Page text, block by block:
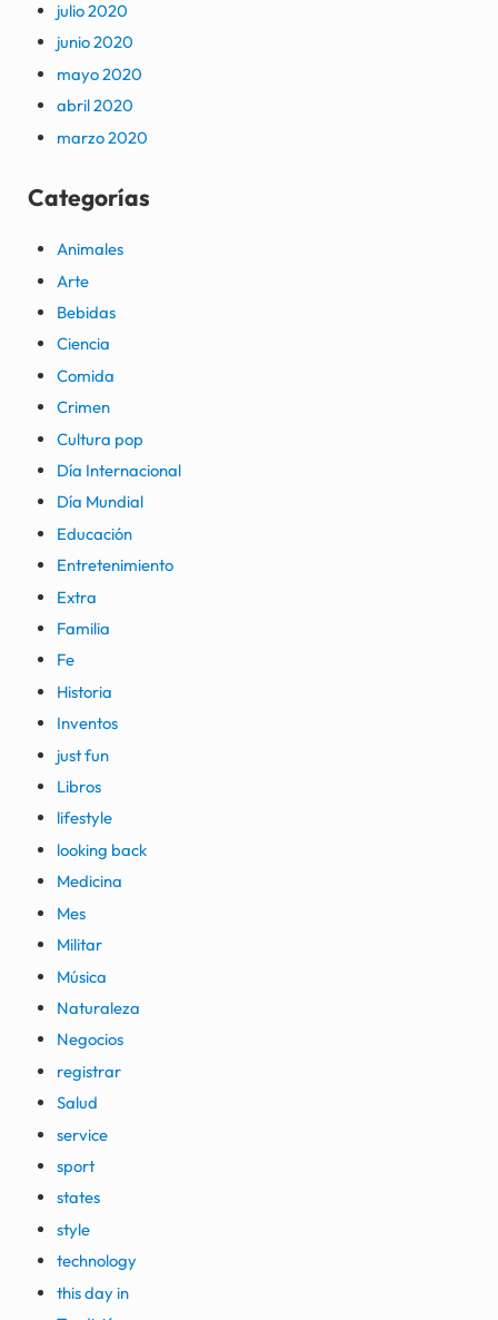
julio 2020
junio 2020
mayo 2020
abril 2020
marzo 2020
Categorías
Animales
Arte
Bebidas
Ciencia
Comida
Crimen
Cultura pop
Día Internacional
Día Mundial
Educación
Entretenimiento
Extra
Familia
Fe
Historia
Inventos
just fun
Libros
lifestyle
looking back
Medicina
Mes
Militar
Música
Naturaleza
Negocios
registrar
Salud
service
sport
states
style
technology
this day in